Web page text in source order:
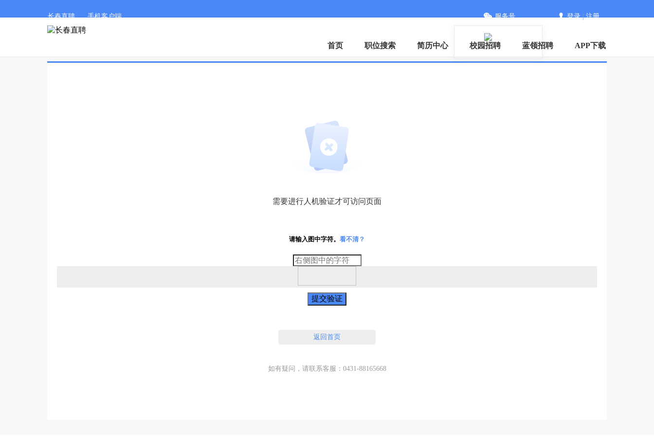
长春直聘 手机客户端 服务号 登录|注册
首页 职位搜索 简历中心 校园招聘 蓝领招聘 APP下载
需要进行人机验证才可访问页面
请输入图中字符。 看不清？
提交验证
返回首页
如有疑问，请联系客服：0431-88165668